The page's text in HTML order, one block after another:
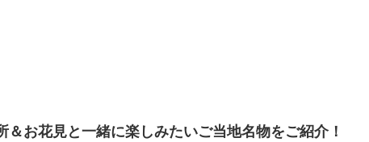
＆お花見と一緒に楽しみたいご当地名物をご紹介！